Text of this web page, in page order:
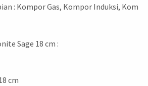
: Kompor Gas, Kompor Induksi, Kom
Sage 18 cm :
cm